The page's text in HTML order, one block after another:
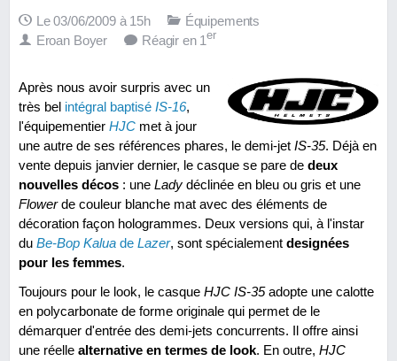
Le 03/06/2009 à 15h
Équipements
Eroan Boyer
Réagir en 1er
Après nous avoir surpris avec un
très bel intégral baptisé IS-16,
l'équipementier HJC met à jour
une autre de ses références phares, le demi-jet IS-35. Déjà en
vente depuis janvier dernier, le casque se pare de deux
nouvelles décos : une Lady déclinée en bleu ou gris et une
Flowerde couleur blanche mat avec des éléments de
décoration façon hologrammes. Deux versions qui, à l'instar
du Be-Bop Kalua de Lazer, sont spécialement designées
pour les femmes.
Toujours pour le look, le casque HJC IS-35adopte une calotte
en polycarbonate de forme originale qui permet de le
démarquer d'entrée des demi-jets concurrents. Il offre ainsi
une réelle alternative en termes de look. En outre, HJC